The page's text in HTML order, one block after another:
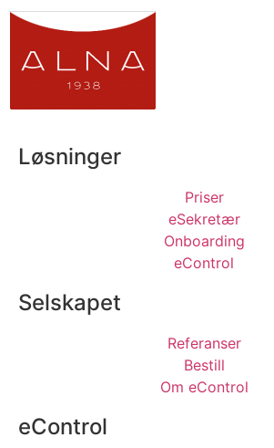
Løsninger
Priser
eSekretær
Onboarding
eControl
Selskapet
Referanser
Bestill
Om eControl
eControl